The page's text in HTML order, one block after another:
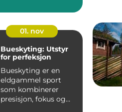
01. nov
Bueskyting: Utstyr
for perfeksjon
Bueskyting er en
eldgammel sport
som kombinerer
presisjon, fokus og